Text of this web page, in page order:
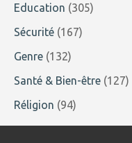
Education (305)
Sécurité (167)
Genre (132)
Santé & Bien-être (127)
Réligion (94)